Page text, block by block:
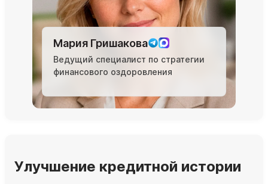
Мария Гришакова
Ведущий специалист по стратегии
финансового оздоровления
Улучшение кредитной истории